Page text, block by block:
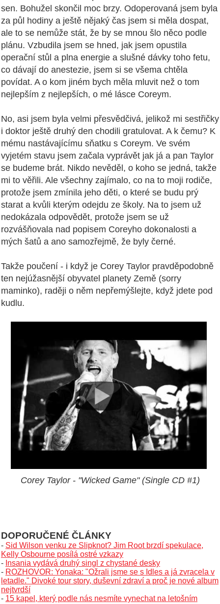
sen. Bohužel skončil moc brzy. Odoperovaná jsem byla
za půl hodiny a ještě nějaký čas jsem si měla dospat,
ale to se nemůže stát, že by se mnou šlo něco podle
plánu. Vzbudila jsem se hned, jak jsem opustila
operační stůl a plna energie a slušné dávky toho fetu,
co dávají do anestezie, jsem si se všema chtěla
povídat. A o kom jiném bych měla mluvit než o tom
nejlepším z nejlepších, o mé lásce Coreym.
No, asi jsem byla velmi přesvědčivá, jelikož mi sestřičky
i doktor ještě druhý den chodili gratulovat. A k čemu? K
mému nastávajícímu sňatku s Coreym. Ve svém
vyjetém stavu jsem začala vyprávět jak já a pan Taylor
se budeme brát. Nikdo nevěděl, o koho se jedná, takže
mi to věřili. Ale všechny zajímalo, co na to moji rodiče,
protože jsem zmínila jeho děti, o které se budu prý
starat a kvůli kterým odejdu ze školy. Na to jsem už
nedokázala odpovědět, protože jsem se už
rozvášňovala nad popisem Coreyho dokonalosti a
mých šatů a ano samozřejmě, že byly černé.
Takže poučení - i když je Corey Taylor pravděpodobně
ten nejúžasnější obyvatel planety Země (sorry
maminko), raději o něm nepřemýšlejte, když jdete pod
kudlu.
Corey Taylor - "Wicked Game" (Single CD #1)
DOPORUČENÉ ČLÁNKY
- Sid Wilson venku ze Slipknot? Jim Root brzdí spekulace,
Kelly Osbourne posílá ostré vzkazy
- Insania vydává druhý singl z chystané desky
- ROZHOVOR: Yonaka: "Ožrali jsme se s Idles a já zvracela v
letadle." Divoké tour story, duševní zdraví a proč je nové album
nejtvrdší
- 15 kapel, který podle nás nesmíte vynechat na letošním